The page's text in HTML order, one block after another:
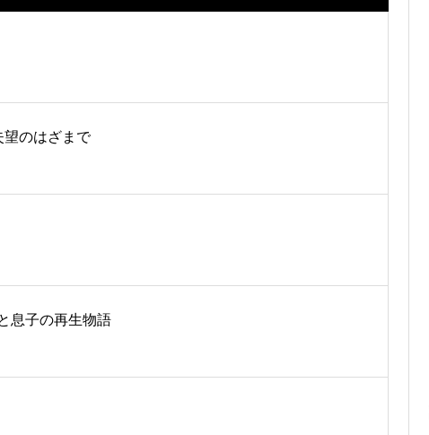
のはざまで
息子の再生物語